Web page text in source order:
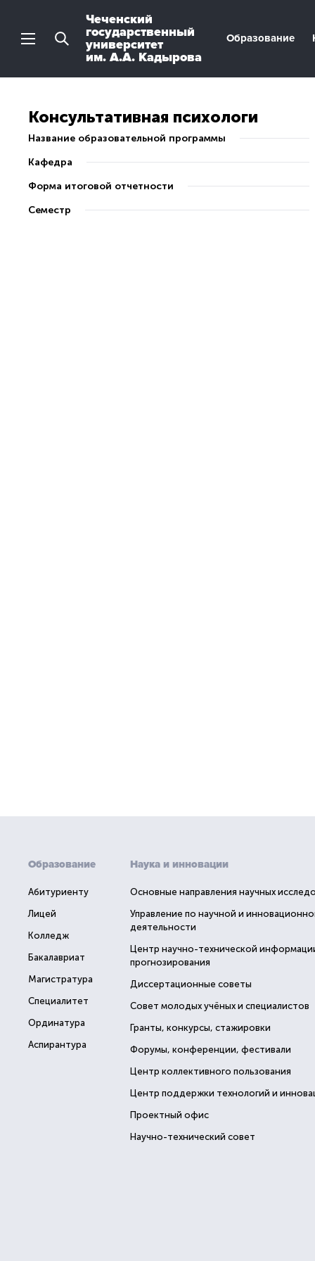
Чеченский
государственный
университет
им. А.А. Кадырова
Образование
Консультативная психологи
Название образовательной программы
Кафедра
Форма итоговой отчетности
Семестр
Образование
Абитуриенту
Лицей
Колледж
Бакалавриат
Магистратура
Специалитет
Ординатура
Аспирантура
Наука и инновации
Основные направления научных
Управление по научной и
деятельности
Центр научно-технической
прогнозирования
Диссертационные советы
Совет молодых учёных и специалистов
Гранты, конкурсы, стажировки
Форумы, конференции, фестивали
Центр коллективного пользования
Центр поддержки технологий и
Проектный офис
Научно-технический совет